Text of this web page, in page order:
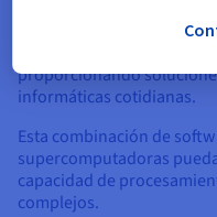
Además, las bibliotecas
optimizados para
proporcionando
informáticas cotidianas.
Esta combinación de
supercomputadoras
capacidad de
complejos.